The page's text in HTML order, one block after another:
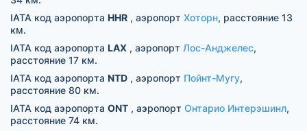
IATA код аэропорта HHR , аэропорт Хоторн, расстояние 13
км.
IATA код аэропорта LAX , аэропорт Лос-Анджелес,
расстояние 17 км.
IATA код аэропорта NTD , аэропорт Пойнт-Мугу,
расстояние 80 км.
IATA код аэропорта ONT , аэропорт Онтарио Интерэшинл,
расстояние 74 км.